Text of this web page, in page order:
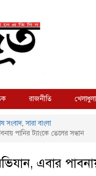
রাজনীতি খেলাধুলা
সংবাদ,সারা বাংলা
পানির ট্যাংকে তেলের সন্ধান
এবার